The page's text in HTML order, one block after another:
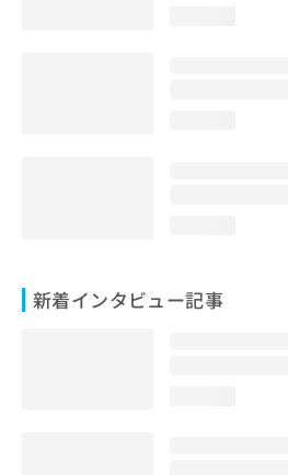
新着インタビュー記事